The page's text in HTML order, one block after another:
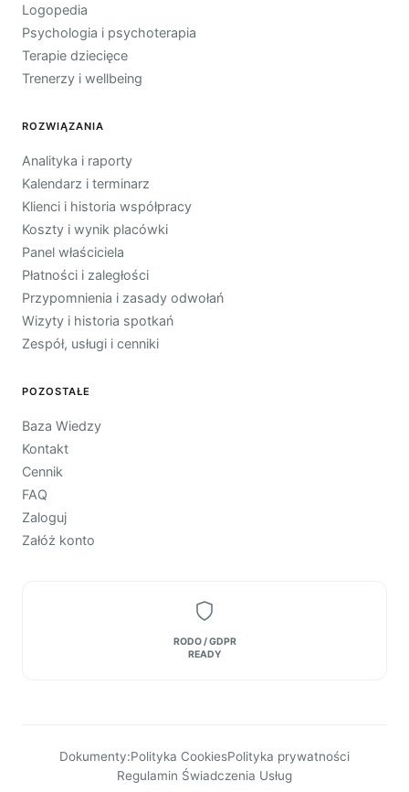
Logopedia
Psychologia i psychoterapia
Terapie dziecięce
Trenerzy i wellbeing
ROZWIĄZANIA
Analityka i raporty
Kalendarz i terminarz
Klienci i historia współpracy
Koszty i wynik placówki
Panel właściciela
Płatności i zaległości
Przypomnienia i zasady odwołań
Wizyty i historia spotkań
Zespół, usługi i cenniki
POZOSTAŁE
Baza Wiedzy
Kontakt
Cennik
FAQ
Zaloguj
Załóż konto
RODO / GDPR
READY
Dokumenty:Polityka CookiesPolityka prywatności
Regulamin Świadczenia Usług